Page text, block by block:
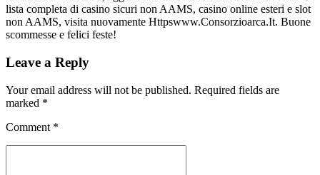
lista completa di casino sicuri non AAMS, casino online esteri e slot
non AAMS, visita nuovamente Httpswww.Consorzioarca.It. Buone
scommesse e felici feste!
Leave a Reply
Your email address will not be published. Required fields are
marked *
Comment *